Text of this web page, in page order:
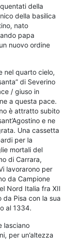
della
della basilica
nato
papa
nuovo ordine
nel quarto cielo,
di Severino
/ giuso in
a questa pace.
è attratto subito
e ne
Una cassetta
per la
mortali del
di Carrara,
lavorarono per
da Campione
Nord Italia fra XII
da Pisa con la sua
al 1334.
lasciano
per un’altezza